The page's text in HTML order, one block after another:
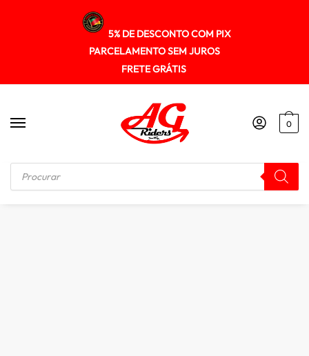
5% DE DESCONTO COM PIX
PARCELAMENTO SEM JUROS
FRETE GRÁTIS
0
Início / MALAS / BOLSAS / ALFORGE Mala de Banco Bag Rider Speed Moto 4 Ltrs Impermeável Ref107